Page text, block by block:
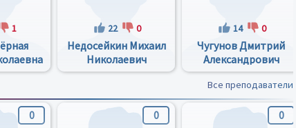
1 22 0
Недосейкин Михаил
Николаевич
14 0
Чугунов Дмитрий
Александрович
Все преподаватели
0 0 0